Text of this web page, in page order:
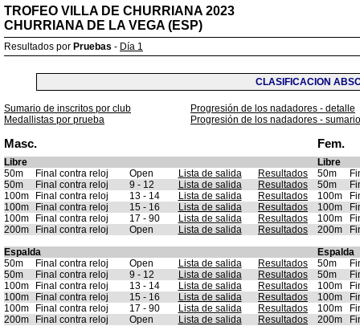
TROFEO VILLA DE CHURRIANA 2023
CHURRIANA DE LA VEGA (ESP)
Resultados por Pruebas - Día 1
CLASIFICACION
Sumario de inscritos por club
Progresión de los nadadores - detalle
Medallistas por prueba
Progresión de los nadadores - sumario
Masc. Fem.
Libre
Libre
50m
Final contra reloj Open Lista de salida Resultados 50m
50m
Final contra reloj 9 - 12 Lista de salida Resultados 50m
100m
Final contra reloj 13 - 14 Lista de salida Resultados 100m
100m
Final contra reloj 15 - 16 Lista de salida Resultados 100m
100m
Final contra reloj 17 - 90 Lista de salida Resultados 100m
200m
Final contra reloj Open Lista de salida Resultados 200m
Espalda
Espalda
50m
Final contra reloj Open Lista de salida Resultados 50m
50m
Final contra reloj 9 - 12 Lista de salida Resultados 50m
100m
Final contra reloj 13 - 14 Lista de salida Resultados 100m
100m
Final contra reloj 15 - 16 Lista de salida Resultados 100m
100m
Final contra reloj 17 - 90 Lista de salida Resultados 100m
200m
Final contra reloj Open Lista de salida Resultados 200m